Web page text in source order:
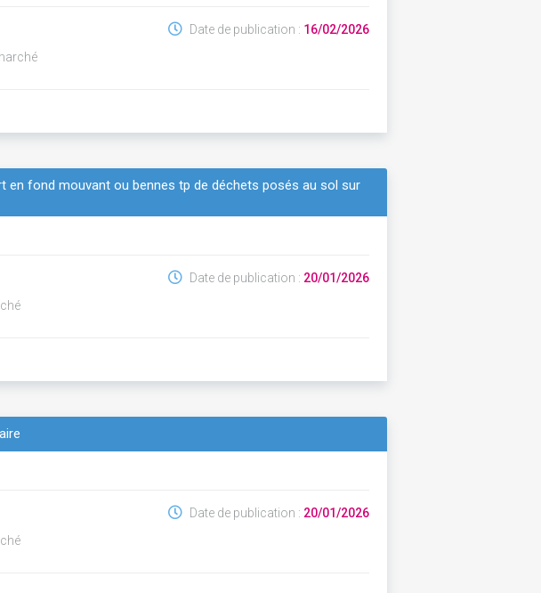
Date de publication : 16/02/2026
en fond mouvant ou bennes tp de déchets posés au sol sur
Date de publication : 20/01/2026
Date de publication : 20/01/2026